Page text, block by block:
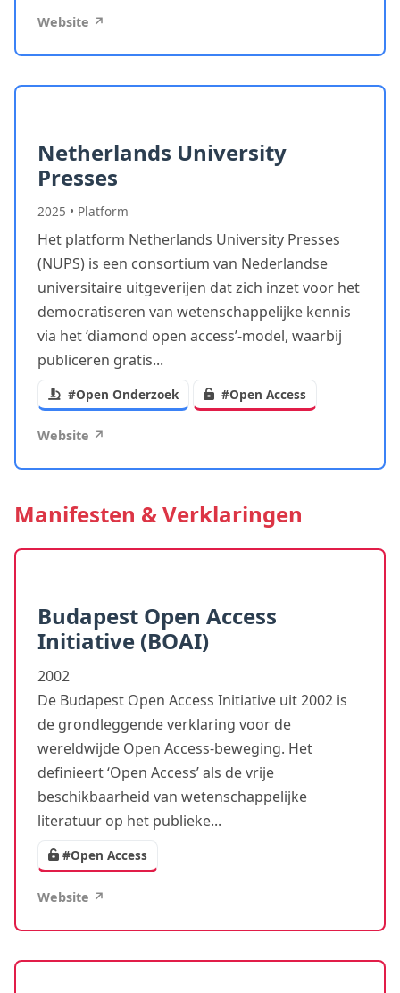
Website ↗
Netherlands University
Presses
2025 • Platform
Het platform Netherlands University Presses
(NUPS) is een consortium van Nederlandse
universitaire uitgeverijen dat zich inzet voor het
democratiseren van wetenschappelijke kennis
via het ‘diamond open access’-model, waarbij
publiceren gratis...
#Open Onderzoek #Open Access
Website ↗
Manifesten & Verklaringen
Budapest Open Access
Initiative (BOAI)
2002
De Budapest Open Access Initiative uit 2002 is
de grondleggende verklaring voor de
wereldwijde Open Access-beweging. Het
definieert ‘Open Access’ als de vrije
beschikbaarheid van wetenschappelijke
literatuur op het publieke...
#Open Access
Website ↗